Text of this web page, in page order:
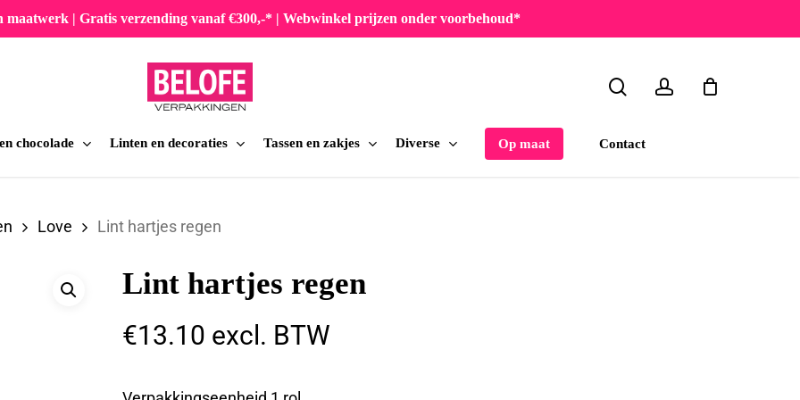
maatwerk | Gratis verzending vanaf €300,-* | Webwinkel prijzen onder voorbehoud*
chocolade Linten en decoraties Tassen en zakjes Diverse Op maat Contact
Love Lint hartjes regen
Lint hartjes regen
€13.10 excl. BTW